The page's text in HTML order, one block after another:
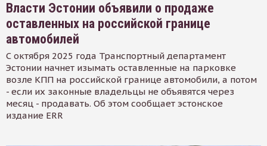
Власти Эстонии объявили о продаже
оставленных на российской границе
автомобилей
С октября 2025 года Транспортный департамент
Эстонии начнет изымать оставленные на парковке
возле КПП на российской границе автомобили, а потом
- если их законные владельцы не объявятся через
месяц - продавать. Об этом сообщает эстонское
издание ERR